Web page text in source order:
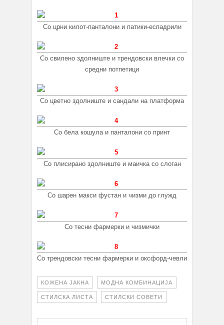
Со црни килот-панталони и патики-еспадрили
Со свилено здолниште и трендовски влечки со
средни потпетици
Со цветно здолниште и сандали на платформа
Со бела кошула и панталони со принт
Со плисирано здолниште и маичка со слоган
Со шарен макси фустан и чизми до глужд
Со тесни фармерки и чизмички
Со трендовски тесни фармерки и оксфорд-чевли
КОЖЕНА ЈАКНА МОДНА КОМБИНАЦИЈА
СТИЛСКА ЛИСТА СТИЛСКИ СОВЕТИ